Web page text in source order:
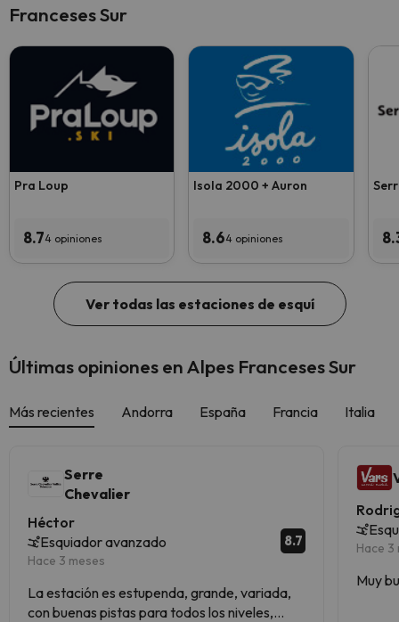
Franceses Sur
Pra Loup
8.74 opiniones
Isola 2000 + Auron
8.64 opiniones
Ver todas las estaciones de esquí
Últimas opiniones en Alpes Franceses Sur
Más recientes Andorra España Francia Italia
Serre
Chevalier
Héctor
Esquiador avanzado
Hace 3 meses
8.7
La estación es estupenda, grande, variada,
con buenas pistas para todos los niveles,
Hace 3
Muy